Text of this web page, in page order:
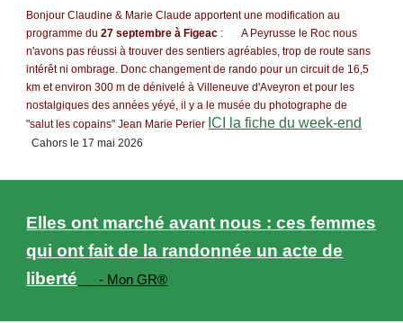
Bonjour Claudine & Marie Claude apportent une modification au
programme du27 septembre à Figeac : A Peyrusse le Roc nous
n'avons pas réussi à trouver des sentiers agréables, trop de route sans
intérêt ni ombrage. Donc changement de rando pour un circuit de 16,5
km et environ 300 m de dénivelé à Villeneuve d'Aveyron et pour les
nostalgiques des années yéyé, il y a le musée du photographe de
"salut les copains" Jean Marie Perier ICI la fiche du week-end
Cahors le 17 mai 2026
Elles ont marché avant nous : ces femmes
qui ont fait de la randonnée un acte de
liberté - Mon GR®